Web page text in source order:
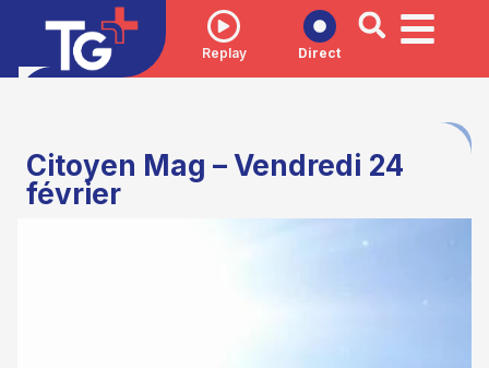
Replay Direct
Citoyen Mag – Vendredi 24
février